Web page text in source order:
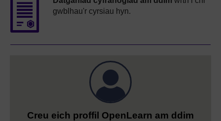
gwblhau'r cyrsiau hyn.
Creu eich proffil OpenLearn am ddim